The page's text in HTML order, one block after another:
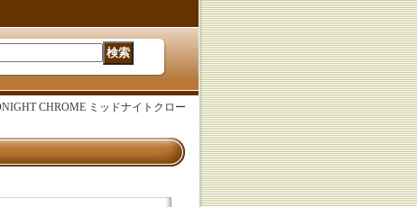
CHROME ミッドナイトクロー